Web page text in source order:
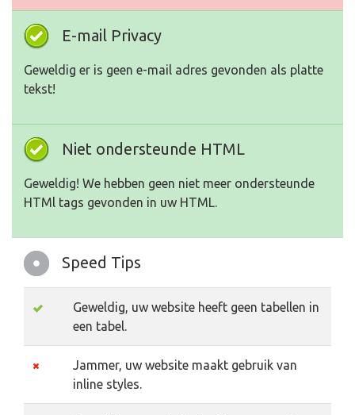
E-mail Privacy
Geweldig er is geen e-mail adres gevonden als platte
tekst!
Niet ondersteunde HTML
Geweldig! We hebben geen niet meer ondersteunde
HTMl tags gevonden in uw HTML.
Speed Tips
Geweldig, uw website heeft geen tabellen in
een tabel.
Jammer, uw website maakt gebruik van
inline styles.